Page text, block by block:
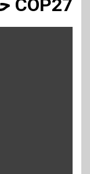
COP27 حتى COP28